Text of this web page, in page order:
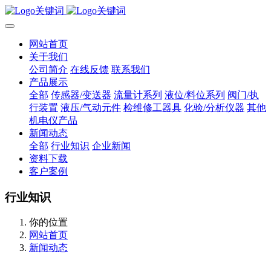
网站首页
关于我们
公司简介 在线反馈 联系我们
产品展示
全部 传感器/变送器 流量计系列 液位/料位系列 阀门/执
行装置 液压/气动元件 检维修工器具 化验/分析仪器 其他
机电仪产品
新闻动态
全部 行业知识 企业新闻
资料下载
客户案例
行业知识
你的位置
网站首页
新闻动态